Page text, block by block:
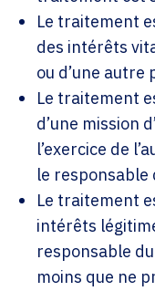
Le traitement
des intérêts
ou d’une autre
Le traitement
d’une mission
l’exercice de
le
Le traitement
intérêts
responsable
moins que ne